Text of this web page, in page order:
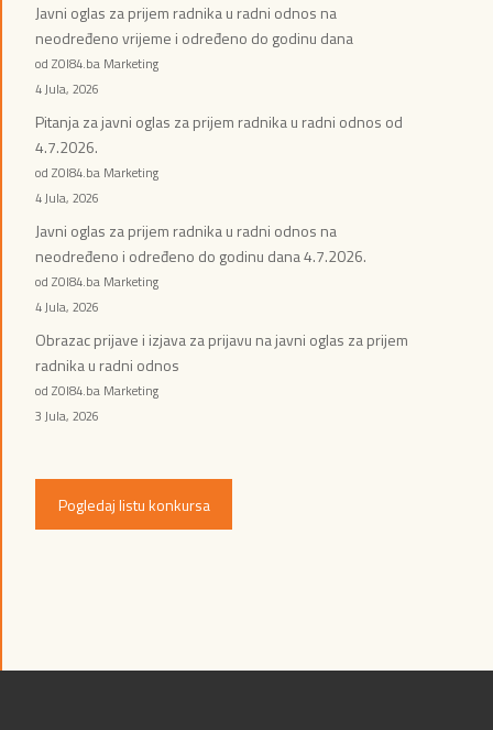
Javni oglas za prijem radnika u radni odnos na
neodređeno vrijeme i određeno do godinu dana
od ZOI84.ba Marketing
4 Jula, 2026
Pitanja za javni oglas za prijem radnika u radni odnos od
4.7.2026.
od ZOI84.ba Marketing
4 Jula, 2026
Javni oglas za prijem radnika u radni odnos na
neodređeno i određeno do godinu dana 4.7.2026.
od ZOI84.ba Marketing
4 Jula, 2026
Obrazac prijave i izjava za prijavu na javni oglas za prijem
radnika u radni odnos
od ZOI84.ba Marketing
3 Jula, 2026
Pogledaj listu konkursa